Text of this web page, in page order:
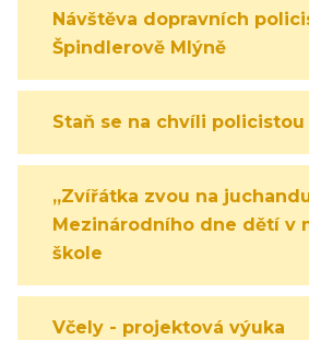
Návštěva dopravních
Špindlerově Mlýně
Staň se na chvíli policistou
„Zvířátka zvou na
Mezinárodního dne dětí v
škole
Včely - projektová výuka